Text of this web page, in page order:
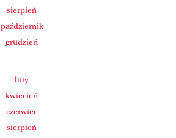
sierpień
październik
grudzień
luty
kwiecień
czerwiec
sierpień